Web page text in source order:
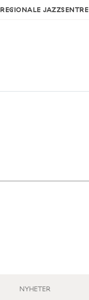
REGIONALE JAZZSENTRE
NYHETER